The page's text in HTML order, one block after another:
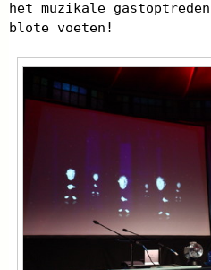
het muzikale
blote voeten!